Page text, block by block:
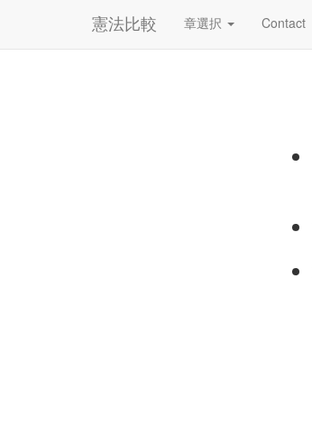
憲法比較 章選択 Contact